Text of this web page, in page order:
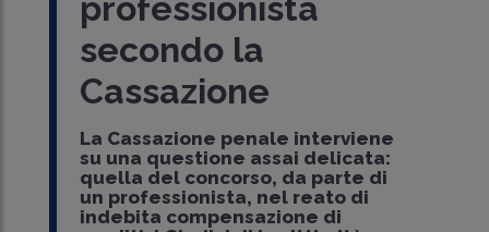
secondo la
Cassazione
La Cassazione penale interviene
su una questione assai delicata:
quella del concorso, da parte di
un professionista, nel reato di
indebita compensazione di